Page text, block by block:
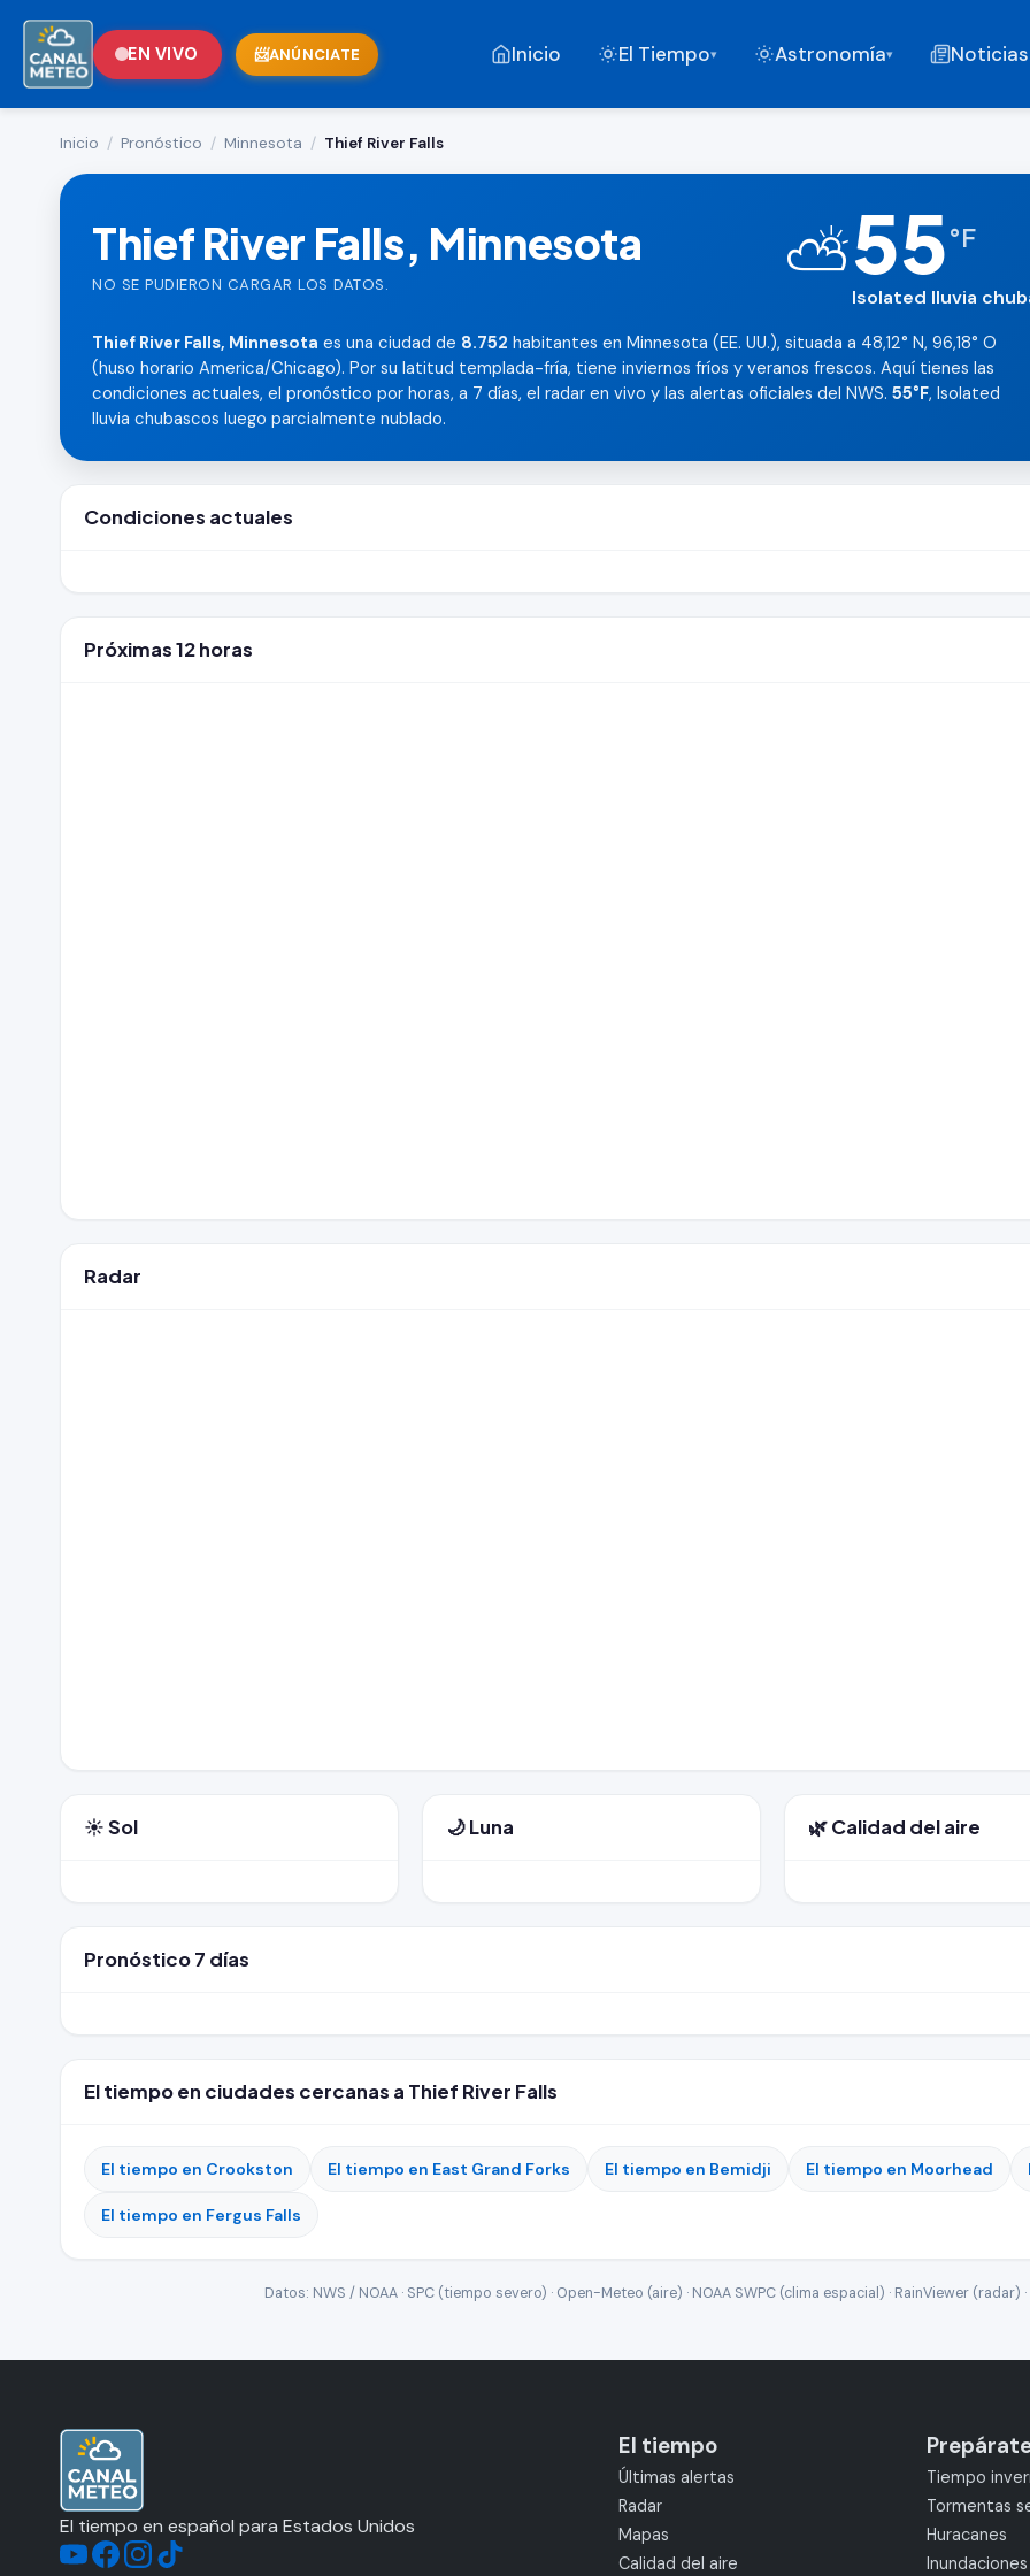
EN VIVO ANÚNCIATE Inicio El Tiempo▾ Astronomía▾ Noticias
Inicio / Pronóstico / Minnesota / Thief River Falls
Thief River Falls, Minnesota
NO SE PUDIERON CARGAR LOS DATOS. ⛅55°F
Isolated lluvia
Thief River Falls, Minnesota es una ciudad de 8.752 habitantes en Minnesota (EE. UU.), situada a 48,12° N, 96,18° O
(huso horario America/Chicago). Por su latitud templada-fría, tiene inviernos fríos y veranos frescos. Aquí tienes las
condiciones actuales, el pronóstico por horas, a 7 días, el radar en vivo y las alertas oficiales del NWS. 55°F, Isolated
lluvia chubascos luego parcialmente nublado.
Condiciones actuales
Próximas 12 horas
Radar
☀️ Sol 🌙 Luna 🌿 Calidad del aire
Pronóstico 7 días
El tiempo en ciudades cercanas a Thief River Falls
El tiempo en Crookston El tiempo en East Grand Forks El tiempo en Bemidji El tiempo en Moorhead
El tiempo en Fergus Falls
Datos: NWS / NOAA · SPC (tiempo severo) · Open-Meteo (aire) · NOAA SWPC (clima espacial) · RainViewer (radar)
El tiempo en español para Estados Unidos
El tiempo
Últimas alertas
Radar
Mapas
Calidad del aire
Tiempo
Tormentas
Huracanes
Inundaciones